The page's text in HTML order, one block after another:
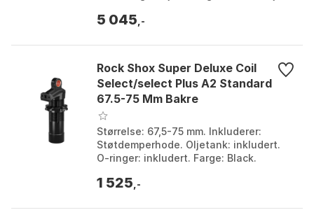
'Firm'). Dempermod...
5 045 ,-
Rock Shox Super Deluxe Coil
Select/select Plus A2 Standard
67.5-75 Mm Bakre
Støtdempersett
Størrelse: 67,5-75 mm. Inkluderer:
Støtdemperhode. Oljetank: inkludert.
O-ringer: inkludert. Farge: Black.
1 525 ,-